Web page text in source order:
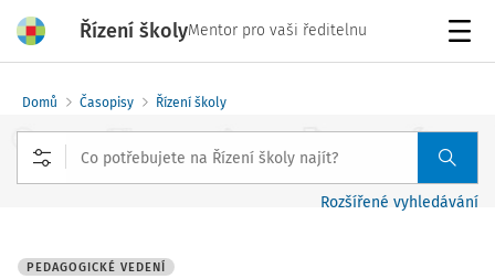
Řízení školyMentor pro vaši ředitelnu
Domů Časopisy Řízení školy
Rozšířené vyhledávání
PEDAGOGICKÉ VEDENÍ